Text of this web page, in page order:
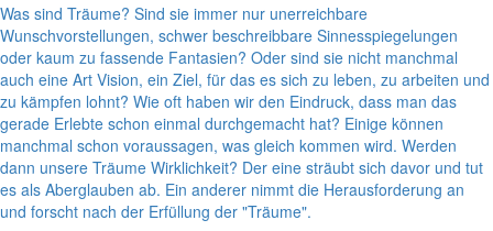
Was sind Träume? Sind sie immer nur unerreichbare
Wunschvorstellungen, schwer beschreibbare Sinnesspiegelungen
oder kaum zu fassende Fantasien? Oder sind sie nicht manchmal
auch eine Art Vision, ein Ziel, für das es sich zu leben, zu arbeiten und
zu kämpfen lohnt? Wie oft haben wir den Eindruck, dass man das
gerade Erlebte schon einmal durchgemacht hat? Einige können
manchmal schon voraussagen, was gleich kommen wird. Werden
dann unsere Träume Wirklichkeit? Der eine sträubt sich davor und tut
es als Aberglauben ab. Ein anderer nimmt die Herausforderung an
und forscht nach der Erfüllung der "Träume".